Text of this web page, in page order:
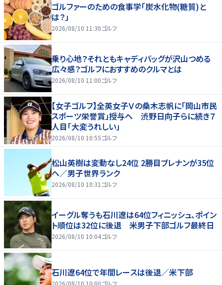
ゴルファーのための食事学「炭水化物(糖質)と
は？」
2026/08/10 11:30ゴルフ
乗り心地？それともキャディバッグが沢山つめる
広々感？ゴルフにおすすめのクルマとは
2026/08/10 11:00ゴルフ
【女子ゴルフ】全英女子Ｖの桑木志帆に「岡山市民
スポーツ栄誉賞」授与へ 渋野日向子らに続き７
人目「大変うれしい」
2026/08/10 10:55ゴルフ
松山英樹は変動なし24位 2勝目ブレナンが35位
へ／男子世界ランク
2026/08/10 10:31 ゴルフ
イーグル奪うも石川遼は64位フィニッシュ、ポイン
ト順位は32位に後退 米男子下部ゴルフ最終日
2026/08/10 10:04ゴルフ
石川遼64位で年間レースは後退／米下部
2026/08/10 10:00ゴルフ